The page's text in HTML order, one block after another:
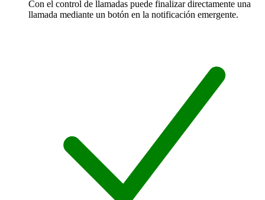
Con el control de llamadas puede finalizar directamente una
llamada mediante un botón en la notificación emergente.